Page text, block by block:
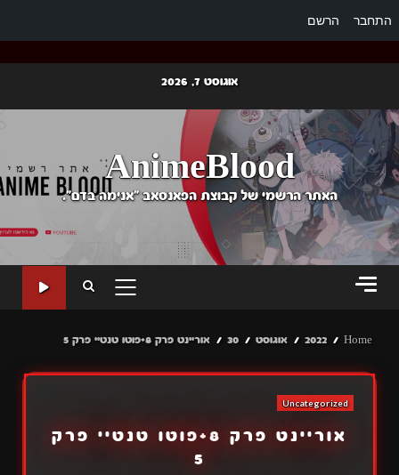
התחבר הרשם
content
אוגוסט 7, 2026
AnimeBlood
האתר הרשמי של קבוצת הפאנסאב "אנימה בדם".
PRIMARY
Home
2022 אוגוסט 30 אוריינט פרק 8+פוטו טנטיי פרק 5
Uncategorized
אוריינט פרק 8+פוטו טנטיי פרק
5